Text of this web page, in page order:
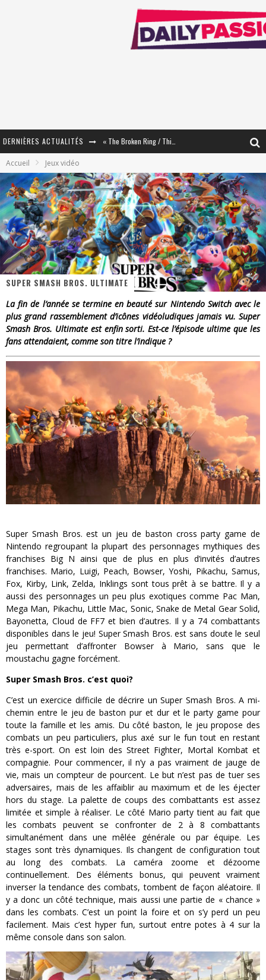
DERNIÈRES ACTUALITÉS
« Le Béton et le Bambou / Propositions pour Mayotte et le Monde. » - Améliorations !
Star Fox
PsyRiver 2026 : la magie revient sur les rives de l’Aar
« MOFUSAND / Parler Japonais » – Des Expressions Pratiques !
« Dr Wertham / L’homme qui étudia les tueurs en série » - Un Métier à Risque !
Assassin's Creed Black Flag Resynced
« Le Vent dand les Saules » - Une Belle Histoire !
« Damn Them All » - Un duo de Choc !
Yoshi and the mysterious book
« WOLF-MAN / Integrale Tomes 1 et 2 » - Cruelle Vengeance !
Accueil Jeux vidéo
SUPER SMASH BROS. ULTIMATE
La fin de l’année se termine en beauté sur Nintendo Switch avec le
plus grand rassemblement d’icônes vidéoludiques jamais vu. Super
Smash Bros. Ultimate est enfin sorti. Est-ce l’épisode ultime que les
fans attendaient, comme son titre l’indique ?
Super Smash Bros. est un jeu de baston cross party game de
Nintendo regroupant la plupart des personnages mythiques des
franchises Big N ainsi que de plus en plus d’invités d’autres
franchises. Mario, Luigi, Peach, Bowser, Yoshi, Pikachu, Samus,
Fox, Kirby, Link, Zelda, Inklings sont tous prêt à se battre. Il y a
aussi des personnages un peu plus exotiques comme Pac Man,
Mega Man, Pikachu, Little Mac, Sonic, Snake de Metal Gear Solid,
Bayonetta, Cloud de FF7 et bien d’autres. Il y a 74 combattants
disponibles dans le jeu! Super Smash Bros. est sans doute le seul
jeu permettant d’affronter Bowser à Mario, sans que le
moustachu gagne forcément.
Super Smash Bros. c’est quoi?
C’est un exercice difficile de décrire un Super Smash Bros. A mi-
chemin entre le jeu de baston pur et dur et le party game pour
toute la famille et les amis. Du côté baston, le jeu propose des
combats un peu particuliers, plus axé sur le fun tout en restant
très e-sport. On est loin des Street Fighter, Mortal Kombat et
compagnie. Pour commencer, il n’y a pas vraiment de jauge de
vie, mais un compteur de pourcent. Le but n’est pas de tuer ses
adversaires, mais de les affaiblir au maximum et de les éjecter
hors du stage. La palette de coups des combattants est assez
limitée et simple à réaliser. Le côté Mario party tient au fait que
les combats peuvent se confronter de 2 à 8 combattants
simultanément dans une mêlée générale ou par équipe. Les
stages sont très dynamiques. Ils changent de configuration tout
au long des combats. La caméra zoome et dézoome
continuellement. Des éléments bonus, qui peuvent vraiment
inverser la tendance des combats, tombent de façon aléatoire. Il
y a donc un côté technique, mais aussi une partie de « chance »
dans les combats. C’est un point la foire et on s’y perd un peu
facilement. Mais c’est hyper fun, surtout entre potes à 4 sur la
même console dans son salon.